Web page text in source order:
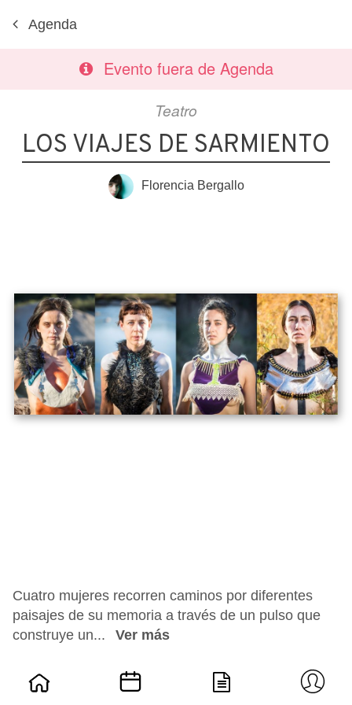
Agenda
Evento fuera de Agenda
Teatro
LOS VIAJES DE SARMIENTO
Florencia Bergallo
Cuatro mujeres recorren caminos por diferentes
paisajes de su memoria a través de un pulso que
construye un...
Ver más